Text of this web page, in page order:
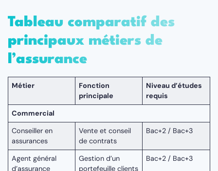
Tableau comparatif des
principaux métiers de
l’assurance
Métier
Fonction
principale
Niveau d’études
requis
Commercial
Conseiller en
assurances
Vente et conseil
de contrats
Bac+2 / Bac+3
Agent général
d’assurance
Gestion d’un
portefeuille clients
Bac+2 / Bac+3